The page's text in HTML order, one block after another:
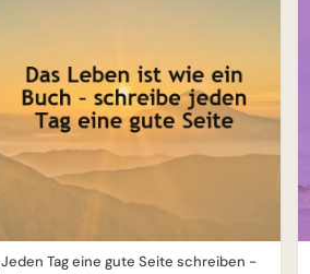
Jeden Tag eine gute Seite schreiben -